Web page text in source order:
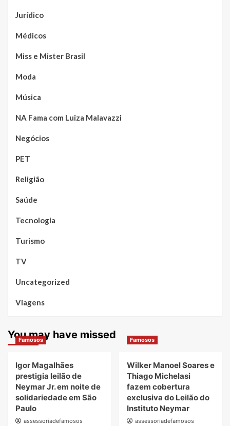
Jurídico
Médicos
Miss e Mister Brasil
Moda
Música
NA Fama com Luiza Malavazzi
Negócios
PET
Religião
Saúde
Tecnologia
Turismo
TV
Uncategorized
Viagens
You may have missed
Famosos
Igor Magalhães
prestigia leilão de
Neymar Jr. em noite de
solidariedade em São
Paulo
assessoriadefamosos
Famosos
Wilker Manoel Soares e
Thiago Michelasi
fazem cobertura
exclusiva do Leilão do
Instituto Neymar
assessoriadefamosos